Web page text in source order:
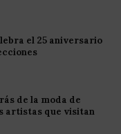
el 25 aniversario
de la moda de
artistas que visitan